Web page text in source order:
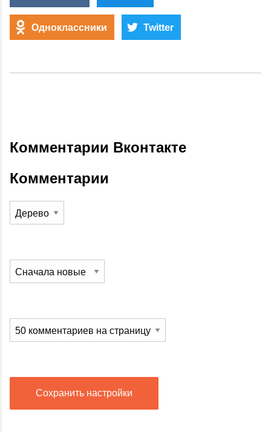
Одноклассники Twitter
Комментарии Вконтакте
Комментарии
Сохранить настройки